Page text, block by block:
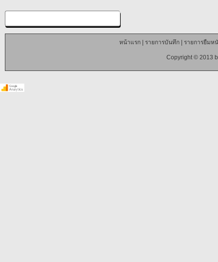
หน้าแรก| รายการบันทึก| รายการยืมห
Copyright © 2013